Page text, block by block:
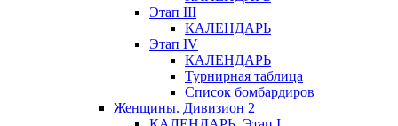
Этап III
КАЛЕНДАРЬ
Этап IV
КАЛЕНДАРЬ
Турнирная таблица
Список бомбардиров
Женщины. Дивизион 2